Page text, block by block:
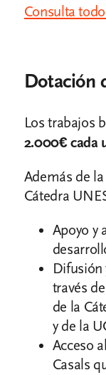
Consulta
Dotación
Los trabajos
2.000€ cada
Además de
Cátedra
Apoyo y
Difusión
través
de la
y de la
Acceso
Casals